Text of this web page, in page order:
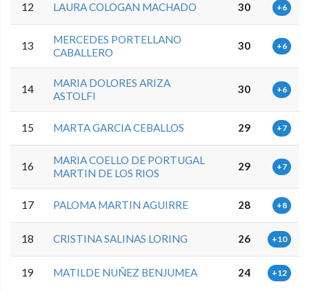
12 LAURA COLOGAN MACHADO 30 +6
13
MERCEDES PORTELLANO
CABALLERO
30 +6
14
MARIA DOLORES ARIZA
ASTOLFI
30 +6
15 MARTA GARCIA CEBALLOS 29 +7
16
MARIA COELLO DE PORTUGAL
MARTIN DE LOS RIOS
29 +7
17 PALOMA MARTIN AGUIRRE 28 +8
18 CRISTINA SALINAS LORING 26 +10
19 MATILDE NUÑEZ BENJUMEA 24 +12